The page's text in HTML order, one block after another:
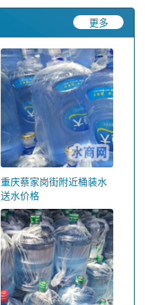
更多
重庆蔡家岗街附近桶装水
送水价格